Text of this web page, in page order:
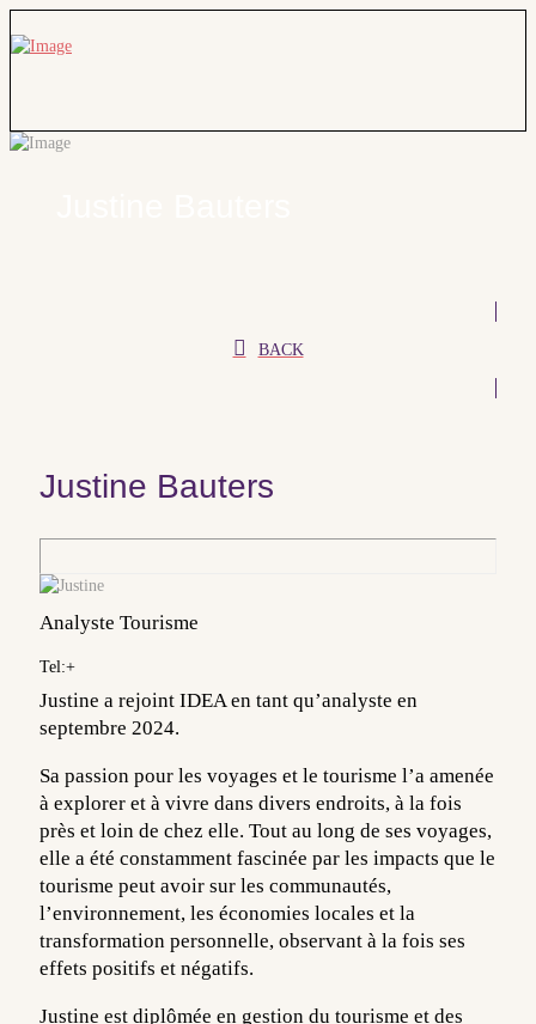
BACK
Justine Bauters
Analyste Tourisme
Tel:+
Justine a rejoint IDEA en tant qu’analyste en
septembre 2024.
Sa passion pour les voyages et le tourisme l’a amenée
à explorer et à vivre dans divers endroits, à la fois
près et loin de chez elle. Tout au long de ses voyages,
elle a été constamment fascinée par les impacts que le
tourisme peut avoir sur les communautés,
l’environnement, les économies locales et la
transformation personnelle, observant à la fois ses
effets positifs et négatifs.
Justine est diplômée en gestion du tourisme et des